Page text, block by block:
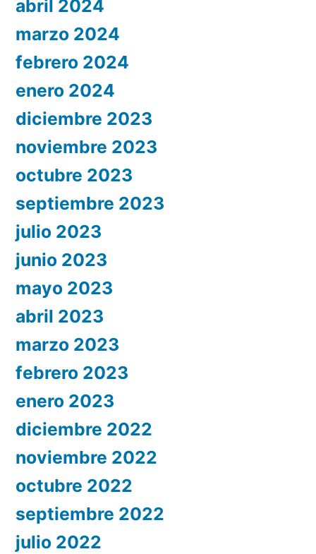
abril 2024
marzo 2024
febrero 2024
enero 2024
diciembre 2023
noviembre 2023
octubre 2023
septiembre 2023
julio 2023
junio 2023
mayo 2023
abril 2023
marzo 2023
febrero 2023
enero 2023
diciembre 2022
noviembre 2022
octubre 2022
septiembre 2022
julio 2022